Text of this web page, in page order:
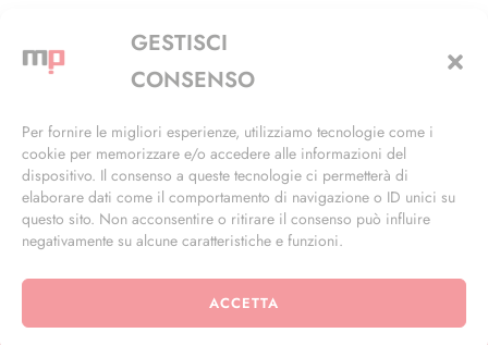
GESTISCI
CONSENSO
Per fornire le migliori esperienze, utilizziamo tecnologie come i
cookie per memorizzare e/o accedere alle informazioni del
dispositivo. Il consenso a queste tecnologie ci permetterà di
elaborare dati come il comportamento di navigazione o ID unici su
questo sito. Non acconsentire o ritirare il consenso può influire
negativamente su alcune caratteristiche e funzioni.
ACCETTA
Via Alfieri, 27 - Trezzano Sul Naviglio (MI)
+39 02 4846 3155
info@masterphil.it